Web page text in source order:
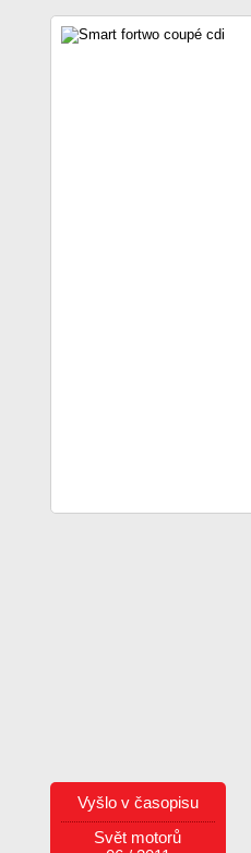
Vyšlo v časopisu
Svět motorů